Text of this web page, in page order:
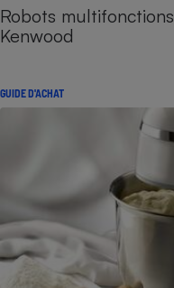
Robots
Kenwood
GUIDE D'ACHAT